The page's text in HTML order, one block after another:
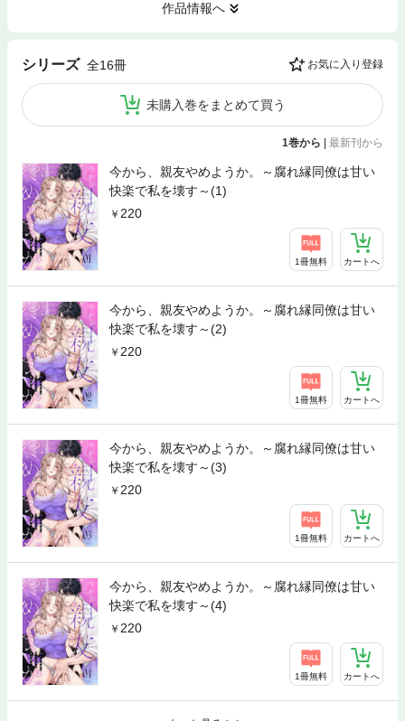
作品情報へ
シリーズ 全16冊 お気に入り登録
未購入巻をまとめて買う
1巻から 最新刊から
今から、親友やめようか。～腐れ縁同僚は甘い
快楽で私を壊す～(1)
220
1冊無料 カートへ
今から、親友やめようか。～腐れ縁同僚は甘い
快楽で私を壊す～(2)
220
1冊無料 カートへ
今から、親友やめようか。～腐れ縁同僚は甘い
快楽で私を壊す～(3)
220
1冊無料 カートへ
今から、親友やめようか。～腐れ縁同僚は甘い
快楽で私を壊す～(4)
220
1冊無料 カートへ